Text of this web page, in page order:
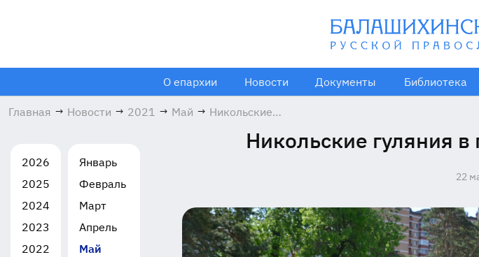
О епархии Новости Документы Библиотека
Главная → Новости → 2021 → Май → Никольские
Лосино-
2026
2025
2024
2023
2022
Январь
Февраль
Март
Апрель
Май
Никольские гуляния
22